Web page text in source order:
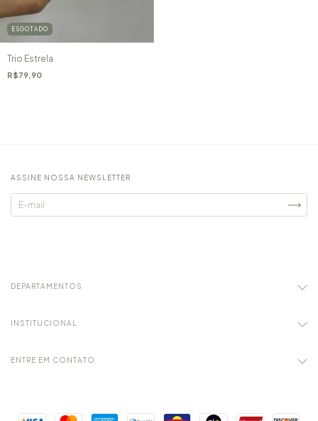
ESGOTADO
Trio Estrela
R$79,90
ASSINE NOSSA NEWSLETTER
DEPARTAMENTOS
INSTITUCIONAL
ENTRE EM CONTATO